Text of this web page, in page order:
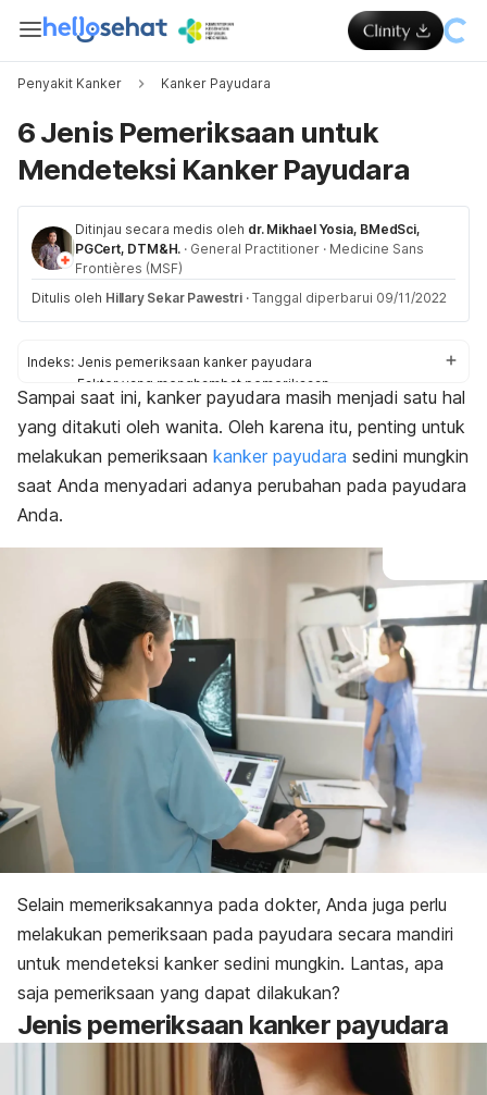
Penyakit Kanker Kanker Payudara
6 Jenis Pemeriksaan untuk
Mendeteksi Kanker Payudara
Ditinjau secara medis oleh dr. Mikhael Yosia, BMedSci,
PGCert, DTM&H. · General Practitioner · Medicine Sans
Frontières (MSF)
Ditulis oleh Hillary Sekar Pawestri · Tanggal diperbarui 09/11/2022
Indeks: Jenis pemeriksaan kanker payudara
Faktor yang menghambat pemeriksaan
Jika hasil tes positif
Sampai saat ini, kanker payudara masih menjadi satu hal
yang ditakuti oleh wanita. Oleh karena itu, penting untuk
melakukan pemeriksaan kanker payudara sedini mungkin
saat Anda menyadari adanya perubahan pada payudara
Anda.
Selain memeriksakannya pada dokter, Anda juga perlu
melakukan pemeriksaan pada payudara secara mandiri
untuk mendeteksi kanker sedini mungkin. Lantas, apa
saja pemeriksaan yang dapat dilakukan?
Jenis pemeriksaan kanker payudara